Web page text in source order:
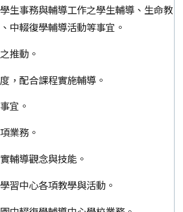
生事務與輔導工作之學生輔導、生命教
中輟復學輔導活動等事宜。
推動。
，配合課程實施輔導。
宜。
業務。
輔導觀念與技能。
習中心各項教學與活動。